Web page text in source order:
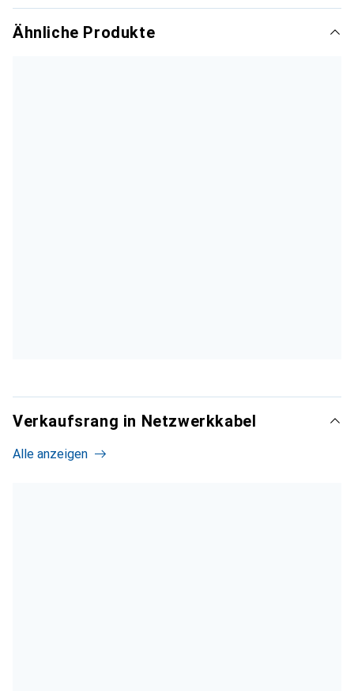
Ähnliche Produkte
Verkaufsrang in Netzwerkkabel
Alle anzeigen